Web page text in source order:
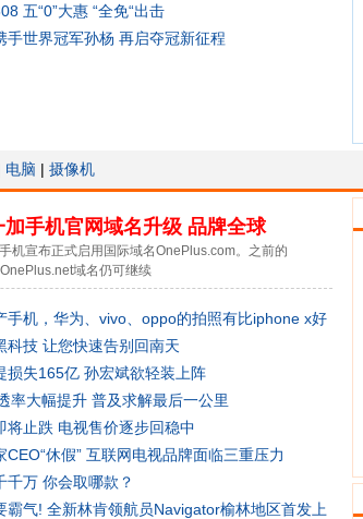
五“0”大惠 “全免“出击
手世界冠军孙杨 再启夺冠新征程
电脑 | 摄像机
加手机官网域名升级 品牌全球
机宣布正式启用国际域名OnePlus.com。之前的
域名仍可继续
手机，华为、vivo、oppo的拍照有比iphone x好
科技 让您快速告别回南天
损失165亿 孙宏斌欲轻装上阵
率大幅提升 普及求解最后一公里
将止跌 电视售价逐步回稳中
CEO“休假” 互联网电视品牌面临三重压力
千万 你会取哪款？
霸气! 全新林肯领航员Navigator榆林地区首发上